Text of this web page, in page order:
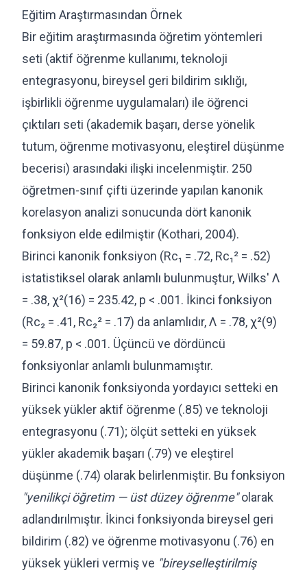
Eğitim Araştırmasından Örnek
Bir eğitim araştırmasında öğretim yöntemleri
seti (aktif öğrenme kullanımı, teknoloji
entegrasyonu, bireysel geri bildirim sıklığı,
işbirlikli öğrenme uygulamaları) ile öğrenci
çıktıları seti (akademik başarı, derse yönelik
tutum, öğrenme motivasyonu, eleştirel düşünme
becerisi) arasındaki ilişki incelenmiştir. 250
öğretmen-sınıf çifti üzerinde yapılan kanonik
korelasyon analizi sonucunda dört kanonik
fonksiyon elde edilmiştir (Kothari, 2004).
Birinci kanonik fonksiyon (Rc₁ = .72, Rc₁² = .52)
istatistiksel olarak anlamlı bulunmuştur, Wilks' Λ
= .38, χ²(16) = 235.42, p < .001. İkinci fonksiyon
(Rc₂ = .41, Rc₂² = .17) da anlamlıdır, Λ = .78, χ²(9)
= 59.87, p < .001. Üçüncü ve dördüncü
fonksiyonlar anlamlı bulunmamıştır.
Birinci kanonik fonksiyonda yordayıcı setteki en
yüksek yükler aktif öğrenme (.85) ve teknoloji
entegrasyonu (.71); ölçüt setteki en yüksek
yükler akademik başarı (.79) ve eleştirel
düşünme (.74) olarak belirlenmiştir. Bu fonksiyon
"yenilikçi öğretim — üst düzey öğrenme"olarak
adlandırılmıştır. İkinci fonksiyonda bireysel geri
bildirim (.82) ve öğrenme motivasyonu (.76) en
yüksek yükleri vermiş ve "bireyselleştirilmiş